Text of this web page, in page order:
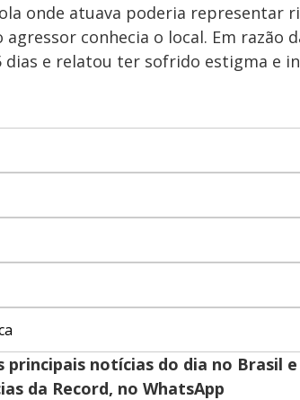
onde atuava poderia representar
conhecia o local. Em razão
dias e relatou ter sofrido estigma e
principais notícias do dia no Brasil
da Record, no WhatsApp